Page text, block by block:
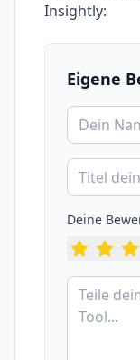
Insightly:
Eigene
Deine